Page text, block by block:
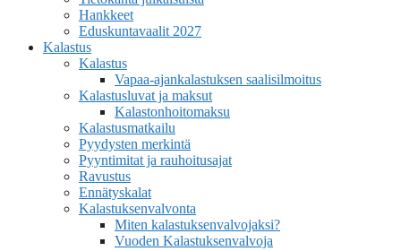
Hankkeet
Eduskuntavaalit 2027
Kalastus
Kalastus
Vapaa-ajankalastuksen saalisilmoitus
Kalastusluvat ja maksut
Kalastonhoitomaksu
Kalastusmatkailu
Pyydysten merkintä
Pyyntimitat ja rauhoitusajat
Ravustus
Ennätyskalat
Kalastuksenvalvonta
Miten kalastuksenvalvojaksi?
Vuoden Kalastuksenvalvoja